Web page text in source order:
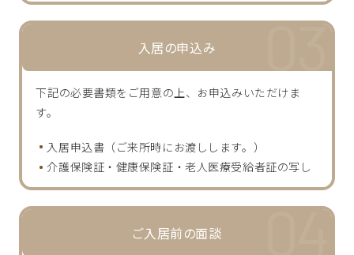
入居の申込み
下記の必要書類をご用意の上、お申込みいただけま
す。
入居申込書（ご来所時にお渡しします。）
介護保険証・健康保険証・老人医療受給者証の写し
ご入居前の面談